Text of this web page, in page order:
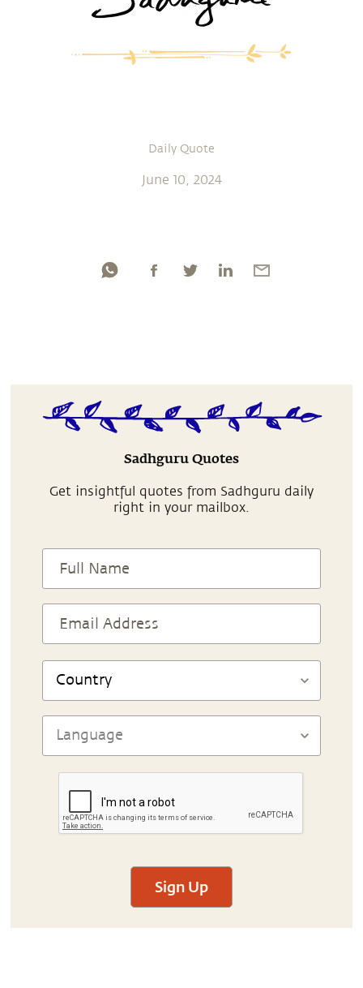
Daily Quote
June 10, 2024
Sadhguru Quotes
Get insightful quotes from Sadhguru daily
right in your mailbox.
Sign Up